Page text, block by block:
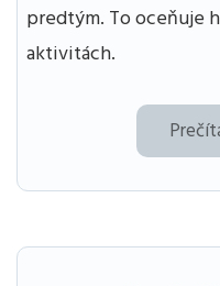
predtým. To oceňuje
aktivitách.